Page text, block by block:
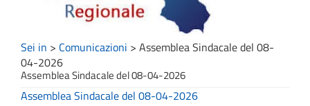
Sei in > Comunicazioni > Assemblea Sindacale del 08-
04-2026
Assemblea Sindacale del 08-04-2026
Assemblea Sindacale del 08-04-2026